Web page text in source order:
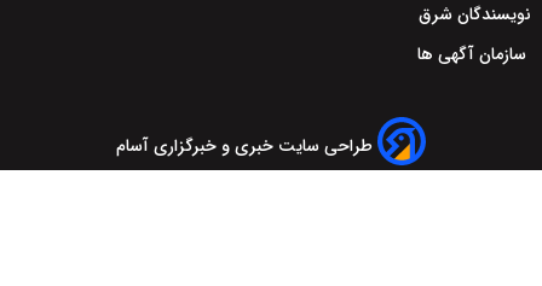
نویسندگان شرق
سازمان آگهی ها
طراحی سایت خبری و خبرگزاری آسام